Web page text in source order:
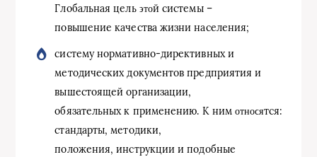
Глобальная цель ϶ᴛᴏй системы –
повышение качества жизни населения;
систему нормативно-директивных и
методических документов предприятия и
вышестоящей организации,
обязательных к применению. К ним ᴏᴛʜᴏϲᴙтся:
стандарты, методики,
положения, инструкции и подобные